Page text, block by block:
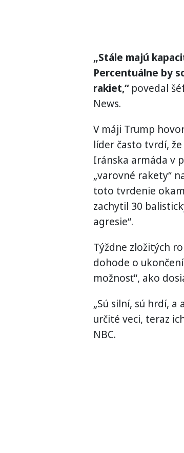
„Stále majú
Percentuálne by
rakiet,“povedal
News.
V máji Trump
líder často tvrdí,
Iránska armáda v
„varovné rakety“
toto tvrdenie
zachytil 30
agresie“.
Týždne zložitých
dohode o
možnosť“, ako
„Sú silní, sú hrdí,
určité veci, teraz
NBC.